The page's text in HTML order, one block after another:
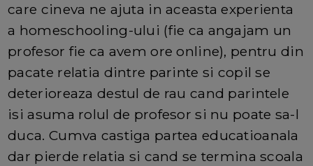
care cineva ne ajuta in aceasta experienta
a homeschooling-ului (fie ca angajam un
profesor fie ca avem ore online), pentru din
pacate relatia dintre parinte si copil se
deterioreaza destul de rau cand parintele
isi asuma rolul de profesor si nu poate sa-l
duca. Cumva castiga partea educatioanala
dar pierde relatia si cand se termina scoala